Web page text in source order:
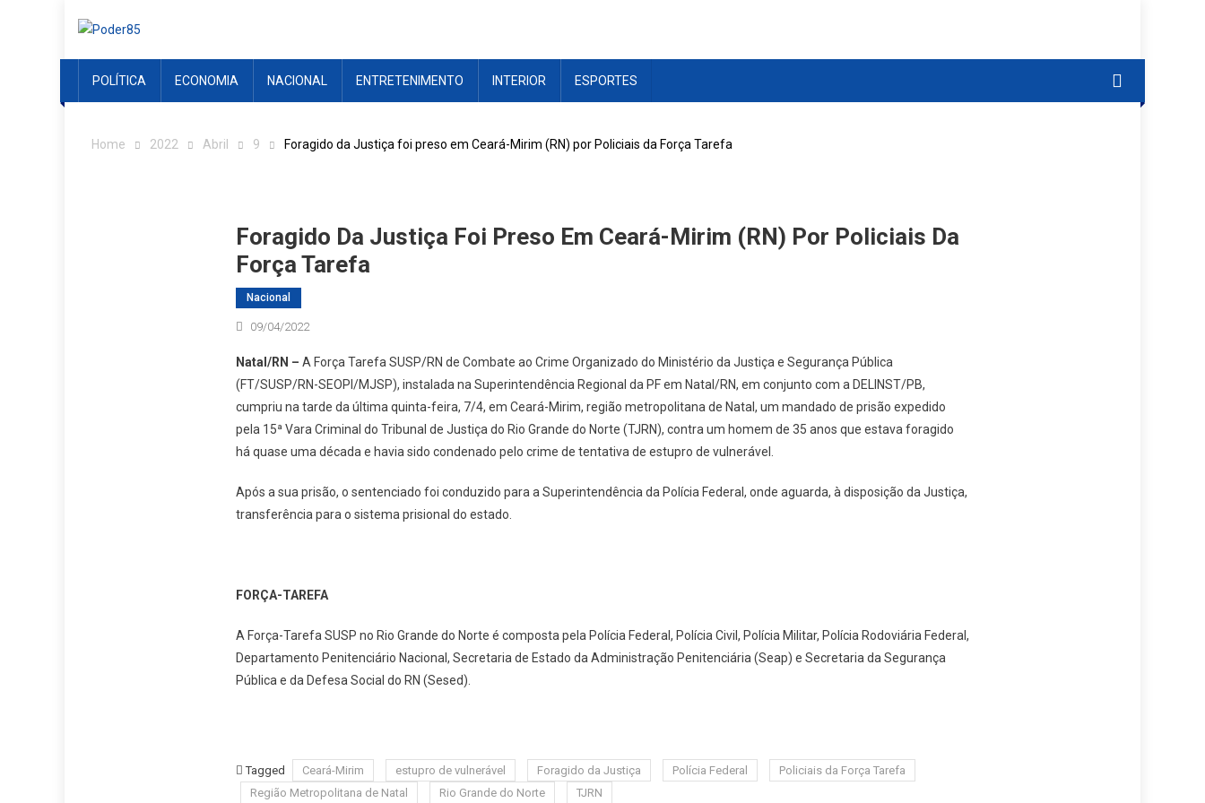
POLÍTICA
ECONOMIA NACIONAL ENTRETENIMENTO INTERIOR ESPORTES
Home 2022 Abril 9 Foragido da Justiça foi preso em Ceará-Mirim (RN) por Policiais da Força Tarefa
Foragido Da Justiça Foi Preso Em Ceará-Mirim (RN) Por Policiais Da
Força Tarefa
Nacional
09/04/2022
Natal/RN – A Força Tarefa SUSP/RN de Combate ao Crime Organizado do Ministério da Justiça e Segurança Pública
(FT/SUSP/RN-SEOPI/MJSP), instalada na Superintendência Regional da PF em Natal/RN, em conjunto com a DELINST/PB,
cumpriu na tarde da última quinta-feira, 7/4, em Ceará-Mirim, região metropolitana de Natal, um mandado de prisão expedido
pela 15ª Vara Criminal do Tribunal de Justiça do Rio Grande do Norte (TJRN), contra um homem de 35 anos que estava foragido
há quase uma década e havia sido condenado pelo crime de tentativa de estupro de vulnerável.
Após a sua prisão, o sentenciado foi conduzido para a Superintendência da Polícia Federal, onde aguarda, à disposição da Justiça,
transferência para o sistema prisional do estado.
FORÇA-TAREFA
A Força-Tarefa SUSP no Rio Grande do Norte é composta pela Polícia Federal, Polícia Civil, Polícia Militar, Polícia Rodoviária Federal,
Departamento Penitenciário Nacional, Secretaria de Estado da Administração Penitenciária (Seap) e Secretaria da Segurança
Pública e da Defesa Social do RN (Sesed).
Tagged Ceará-Mirim estupro de vulnerável Foragido da Justiça Polícia Federal
Policiais da Força Tarefa
Região Metropolitana de Natal
Rio Grande do Norte TJRN